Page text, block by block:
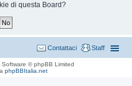
di questa Board?
Staff
Contattaci
Software © phpBB Limited
phpBBItalia.net